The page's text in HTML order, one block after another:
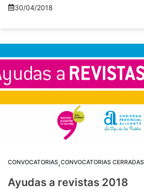
30/04/2018
CONVOCATORIAS,CONVOCATORIAS CERRADAS
Ayudas a revistas 2018